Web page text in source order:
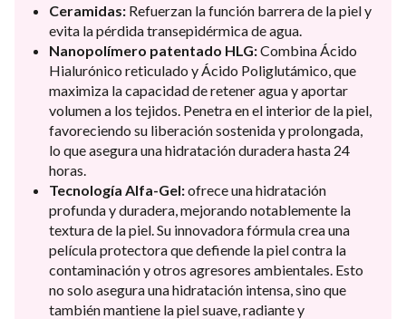
Ceramidas: Refuerzan la función barrera de la piel y
evita la pérdida transepidérmica de agua.
Nanopolímero patentado HLG:Combina Ácido
Hialurónico reticulado y Ácido Poliglutámico, que
maximiza la capacidad de retener agua y aportar
volumen a los tejidos. Penetra en el interior de la piel,
favoreciendo su liberación sostenida y prolongada,
lo que asegura una hidratación duradera hasta 24
horas.
Tecnología Alfa-Gel:ofrece una hidratación
profunda y duradera, mejorando notablemente la
textura de la piel. Su innovadora fórmula crea una
película protectora que defiende la piel contra la
contaminación y otros agresores ambientales. Esto
no solo asegura una hidratación intensa, sino que
también mantiene la piel suave, radiante y